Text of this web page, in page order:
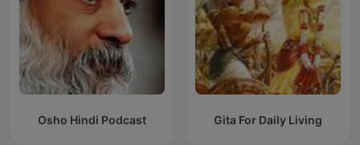
Osho Hindi Podcast Gita For Daily Living